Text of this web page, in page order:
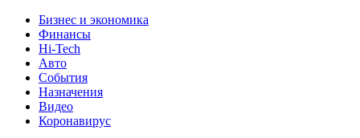
Бизнес и экономика
Финансы
Hi-Tech
Авто
События
Назначения
Видео
Коронавирус